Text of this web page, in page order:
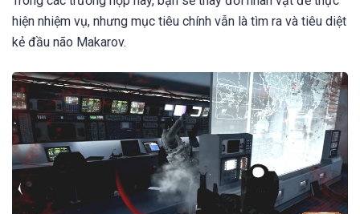
hiện nhiệm vụ, nhưng mục tiêu chính vẫn là tìm ra và tiêu diệt
kẻ đầu não Makarov.